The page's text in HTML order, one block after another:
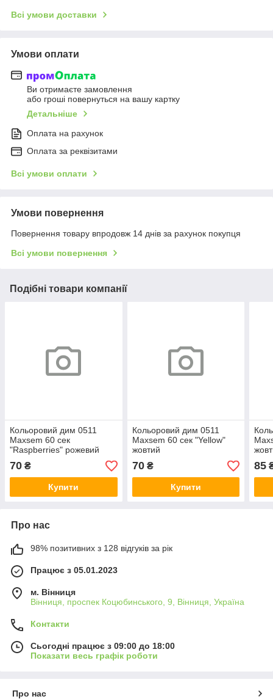
Всі умови доставки
Умови оплати
Ви отримаєте замовлення
або гроші повернуться на вашу картку
Детальніше
Оплата на рахунок
Оплата за реквізитами
Всі умови оплати
Умови повернення
Повернення товару впродовж 14 днів за рахунок покупця
Всі умови повернення
Подібні товари компанії
Кольоровий дим 0511
Maxsem 60 сек
"Raspberries" рожевий
70 ₴
Купити
Кольоровий дим 0511
Maxsem 60 сек "Yellow"
жовтий
70₴
Купити
85
Про нас
98% позитивних з 128 відгуків за рік
Працює з 05.01.2023
м. Вінниця
Вінниця, проспек Коцюбинського, 9, Вінниця, Україна
Контакти
Сьогодні працює з 09:00 до 18:00
Показати весь графік роботи
Про нас